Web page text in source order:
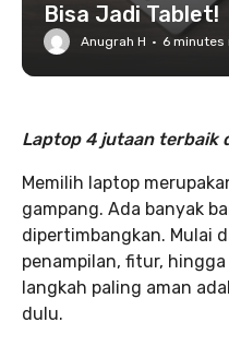
Bisa Jadi Tablet!
Anugrah H · 6 minutes
Laptop 4 jutaan terbaik
Memilih laptop
gampang. Ada banyak
dipertimbangkan. Mulai
penampilan, fitur,
langkah paling aman
dulu.